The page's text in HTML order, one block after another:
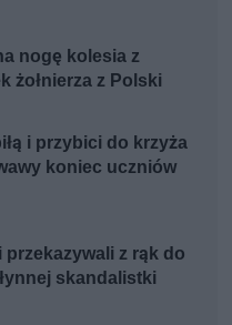
nogę kolesia z
żołnierza z Polski
i przybici do krzyża
koniec uczniów
przekazywali z rąk do
skandalistki